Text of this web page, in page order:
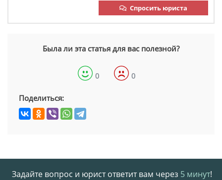
Спросить юриста
Была ли эта статья для вас полезной?
0 0
Поделиться:
Задайте вопрос и юрист ответит вам через 5 минут!